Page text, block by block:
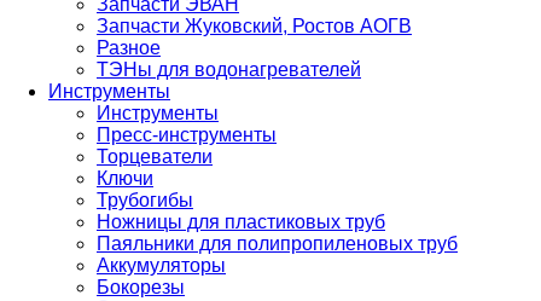
Запчасти ЭВАН
Запчасти Жуковский, Ростов АОГВ
Разное
ТЭНы для водонагревателей
Инструменты
Инструменты
Пресс-инструменты
Торцеватели
Ключи
Трубогибы
Ножницы для пластиковых труб
Паяльники для полипропиленовых труб
Аккумуляторы
Бокорезы